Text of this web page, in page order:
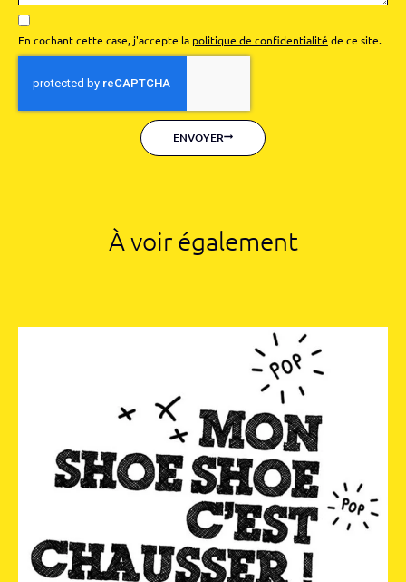
En cochant cette case, j'accepte la politique de confidentialité de ce site.
ENVOYER
À voir également